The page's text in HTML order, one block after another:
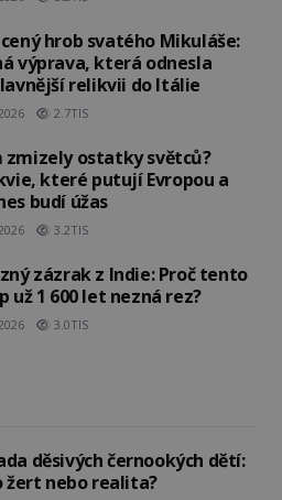
hrob svatého Mikuláše:
výprava, která odnesla
relikvii do Itálie
2.7TIS
zmizely ostatky světců?
které putují Evropou a
budí úžas
3.2TIS
zázrak z Indie: Proč tento
už 1 600 let nezná rez?
3.0TIS
děsivých černookých dětí:
žert nebo realita?